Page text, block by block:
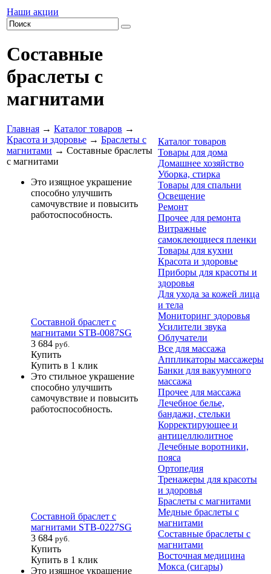
Наши акции
Составные
браслеты с
магнитами
Главная → Каталог товаров →
Красота и здоровье → Браслеты с
магнитами → Составные браслеты
с магнитами
Это изящное украшение
способно улучшить
самочувствие и повысить
работоспособность.
Составной браслет с
магнитами STB-0087SG
3 684 руб.
Купить
Купить в 1 клик
Это стильное украшение
способно улучшить
самочувствие и повысить
работоспособность.
Составной браслет с
магнитами STB-0227SG
3 684 руб.
Купить
Купить в 1 клик
Это изящное украшение
Каталог товаров
Товары для дома
Домашнее хозяйство
Уборка, стирка
Товары для спальни
Освещение
Ремонт
Прочее для ремонта
Витражные
самоклеющиеся пленки
Товары для кухни
Красота и здоровье
Приборы для красоты и
здоровья
Для ухода за кожей лица
и тела
Мониторинг здоровья
Усилители звука
Облучатели
Все для массажа
Аппликаторы массажеры
Банки для вакуумного
массажа
Прочее для массажа
Лечебное белье,
бандажи, стельки
Корректирующее и
антицеллюлитное
Лечебные воротники,
пояса
Ортопедия
Тренажеры для красоты
и здоровья
Браслеты с магнитами
Медные браслеты с
магнитами
Составные браслеты с
магнитами
Восточная медицина
Мокса (сигары)